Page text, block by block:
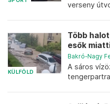
verseny
KÜLFÖLD
Több
esők
Bakró-Nagy
A sáros